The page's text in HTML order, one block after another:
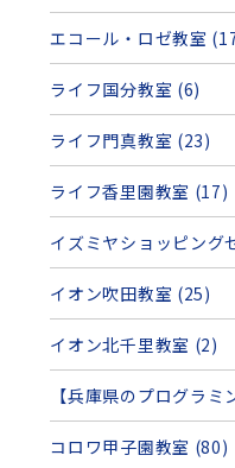
エコール・ロゼ教室
ライフ国分教室 (6)
ライフ門真教室 (23)
ライフ香里園教室 (17)
イズミヤショッピング
イオン吹田教室 (25)
イオン北千里教室 (2)
【兵庫県のプログラ
コロワ甲子園教室 (80)